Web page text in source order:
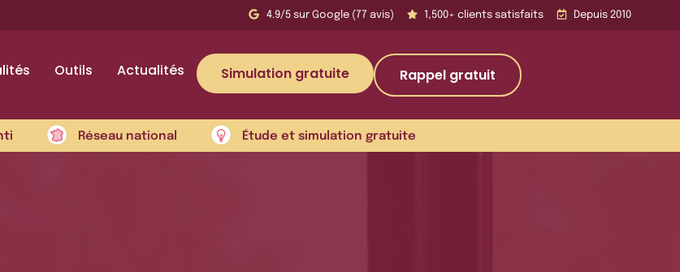
4.9/5 sur Google (77 avis) 1,500+ clients satisfaits Depuis 2010
Outils Actualités Simulation gratuite Rappel gratuit
Réseau national Étude et simulation gratuite